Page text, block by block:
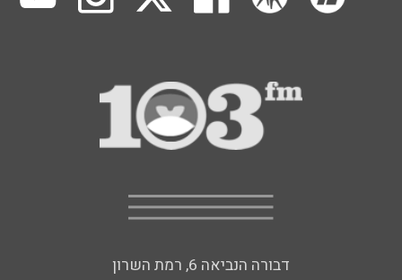
דבורה הנביאה 6, רמת השרון